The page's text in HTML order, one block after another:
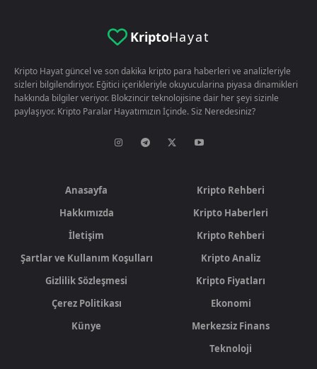
KriptoHayat
Kripto Hayat güncel ve son dakika kripto para haberleri ve analizleriyle
sizleri bilgilendiriyor. Eğitici içerikleriyle okuyucularina piyasa dinamikleri
hakkında bilgiler veriyor. Blokzincir teknolojisine dair her şeyi sizinle
paylaşıyor. Kripto Paralar Hayatımızın İçinde. Siz Neredesiniz?
Anasayfa
Hakkımızda
İletişim
Şartlar ve Kullanım Koşulları
Gizlilik Sözleşmesi
Çerez Politikası
Künye
Kripto Rehberi
Kripto Haberleri
Kripto Rehberi
Kripto Analiz
Kripto Fiyatları
Ekonomi
Merkezsiz Finans
Teknoloji